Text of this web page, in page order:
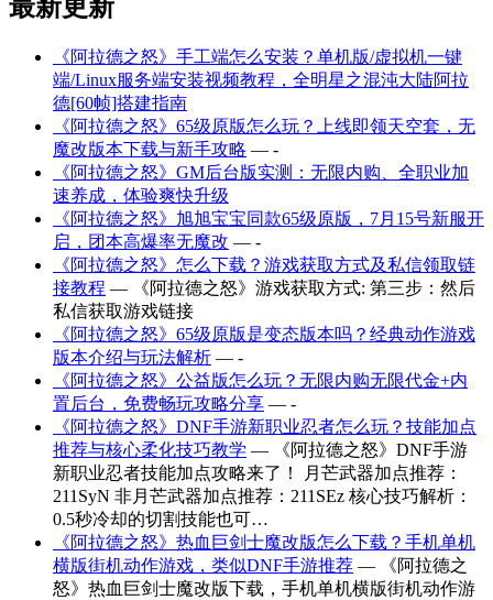
最新更新
《阿拉德之怒》手工端怎么安装？单机版/虚拟机一键
端/Linux服务端安装视频教程，全明星之混沌大陆阿拉
德[60帧]搭建指南
《阿拉德之怒》65级原版怎么玩？上线即领天空套，无
魔改版本下载与新手攻略 — -
《阿拉德之怒》GM后台版实测：无限内购、全职业加
速养成，体验爽快升级
《阿拉德之怒》旭旭宝宝同款65级原版，7月15号新服开
启，团本高爆率无魔改 — -
《阿拉德之怒》怎么下载？游戏获取方式及私信领取链
接教程 — 《阿拉德之怒》游戏获取方式: 第三步：然后
私信获取游戏链接
《阿拉德之怒》65级原版是变态版本吗？经典动作游戏
版本介绍与玩法解析 — -
《阿拉德之怒》公益版怎么玩？无限内购无限代金+内
置后台，免费畅玩攻略分享 — -
《阿拉德之怒》DNF手游新职业忍者怎么玩？技能加点
推荐与核心柔化技巧教学 — 《阿拉德之怒》DNF手游
新职业忍者技能加点攻略来了！ 月芒武器加点推荐：
211SyN 非月芒武器加点推荐：211SEz 核心技巧解析：
0.5秒冷却的切割技能也可…
《阿拉德之怒》热血巨剑士魔改版怎么下载？手机单机
横版街机动作游戏，类似DNF手游推荐 — 《阿拉德之
怒》热血巨剑士魔改版下载，手机单机横版街机动作游